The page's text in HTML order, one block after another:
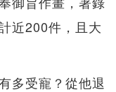
近200件，且大
多受寵？從他退